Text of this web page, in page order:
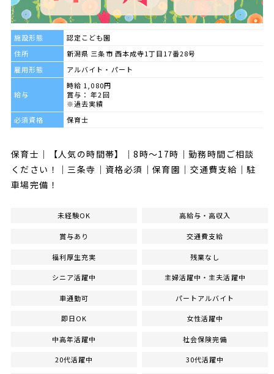
施設形態
認定こども園
住所
新潟県 三条市 西本成寺1丁目17番28号
雇用形態
アルバイト・パート
給与
時給 1,080円
賞与： 年2回
※過去実績
必須資格
保育士
保育士｜【人気の時間帯】｜8時～17時｜勤務時間ご相談
ください！｜三条寺｜資格必須｜保育園｜交通費支給｜駐
車場完備！
未経験OK 高給与・高収入
賞与あり 交通費支給
福利厚生充実 残業なし
シニア活躍中 主婦活躍中・主夫活躍中
車通勤可 パートアルバイト
即日OK 女性活躍中
中高年活躍中 社会保険完備
20代活躍中 30代活躍中